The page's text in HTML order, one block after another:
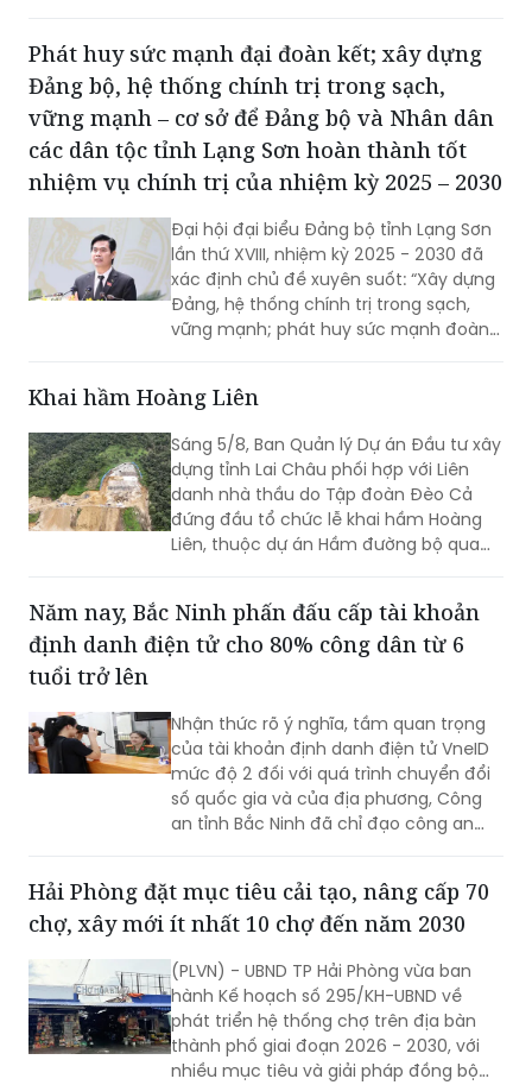
Phát huy sức mạnh đại đoàn kết; xây dựng
Đảng bộ, hệ thống chính trị trong sạch,
vững mạnh – cơ sở để Đảng bộ và Nhân dân
các dân tộc tỉnh Lạng Sơn hoàn thành tốt
nhiệm vụ chính trị của nhiệm kỳ 2025 – 2030
Đại hội đại biểu Đảng bộ tỉnh Lạng Sơn
lần thứ XVIII, nhiệm kỳ 2025 - 2030 đã
xác định chủ đề xuyên suốt: “Xây dựng
Đảng, hệ thống chính trị trong sạch,
vững mạnh; phát huy sức mạnh đoàn
Lạng Sơn trở thành một cực tăng
trưởng của vùng Trung du và miền núi
Bắc Bộ”. Đây không chỉ là việc tổng kết
thực tiễn một cách toàn diện từ nhiệm
kỳ 2020 - 2025, mà còn thể hiện rõ
tầm nhìn, bản lĩnh và quyết tâm chính
trị của Đảng bộ tỉnh trong giai đoạn
Khai hầm Hoàng Liên
Sáng 5/8, Ban Quản lý Dự án Đầu tư xây
dựng tỉnh Lai Châu phối hợp với Liên
danh nhà thầu do Tập đoàn Đèo Cả
đứng đầu tổ chức lễ khai hầm Hoàng
Liên, thuộc dự án Hầm đường bộ qua
Năm nay, Bắc Ninh phấn đấu cấp tài khoản
định danh điện tử cho 80% công dân từ 6
tuổi trở lên
Nhận thức rõ ý nghĩa, tầm quan trọng
của tài khoản định danh điện tử VneID
mức độ 2 đối với quá trình chuyển đổi
số quốc gia và của địa phương, Công
an tỉnh Bắc Ninh đã chỉ đạo công an
nhận, kích hoạt tài khoản định danh
điện tử cho người dân.
Hải Phòng đặt mục tiêu cải tạo, nâng cấp 70
chợ, xây mới ít nhất 10 chợ đến năm 2030
(PLVN) - UBND TP Hải Phòng vừa ban
hành Kế hoạch số 295/KH-UBND về
phát triển hệ thống chợ trên địa bàn
thành phố giai đoạn 2026 - 2030, với
nhiều mục tiêu và giải pháp đồng bộ